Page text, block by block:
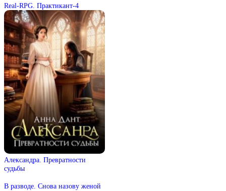
Real-RPG. Практикант-4
Александра. Превратности
судьбы
В разводе. Снова назову женой